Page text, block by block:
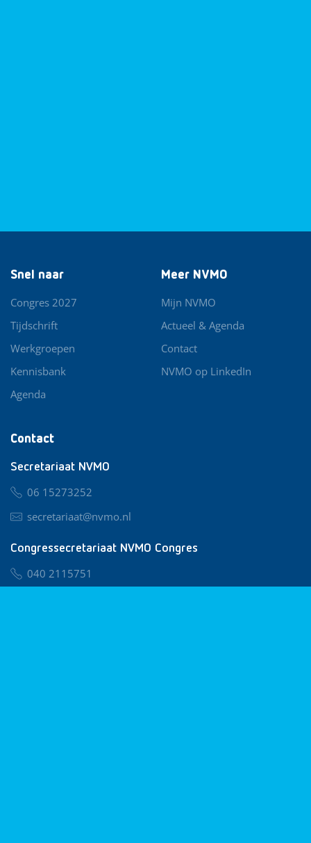
Contact
Secretariaat NVMO
06 15273252
secretariaat@nvmo.nl
Congressecretariaat NVMO Congres
040 2115751
Snel naar
Congres 2027
Tijdschrift
Werkgroepen
Kennisbank
Agenda
Meer NVMO
Mijn NVMO
Actueel & Agenda
Contact
NVMO op LinkedIn